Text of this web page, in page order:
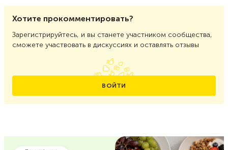
Хотите прокомментировать?
Зарегистрируйтесь, и вы станете участником сообщества,
сможете участвовать в дискуссиях и оставлять отзывы
ВОЙТИ